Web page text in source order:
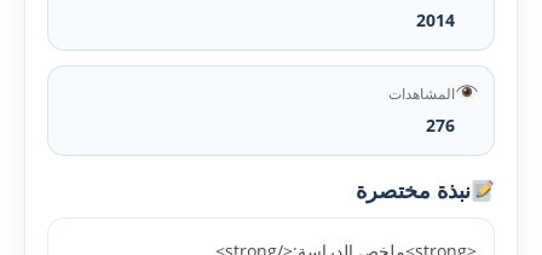
2014
المشاهدات
276
نبذة مختصرة